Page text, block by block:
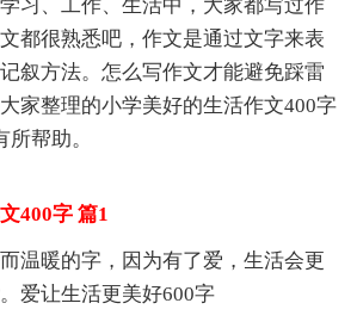
习、工作、生活中，大家都写过作
都很熟悉吧，作文是通过文字来表
叙方法。怎么写作文才能避免踩雷
家整理的小学美好的生活作文400字
帮助。
400字 篇1
温暖的字，因为有了爱，生活会更
爱让生活更美好600字